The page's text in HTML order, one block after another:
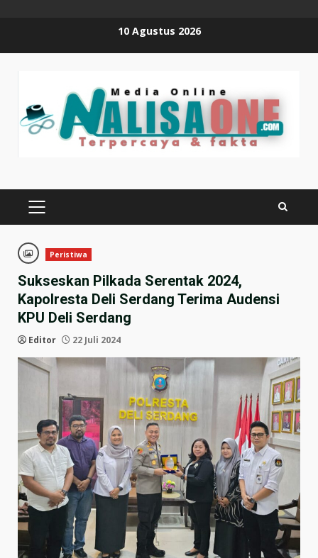
10 Agustus 2026
PRIMARY
Peristiwa
Sukseskan Pilkada Serentak 2024,
Kapolresta Deli Serdang Terima Audensi
KPU Deli Serdang
Editor 22 Juli 2024